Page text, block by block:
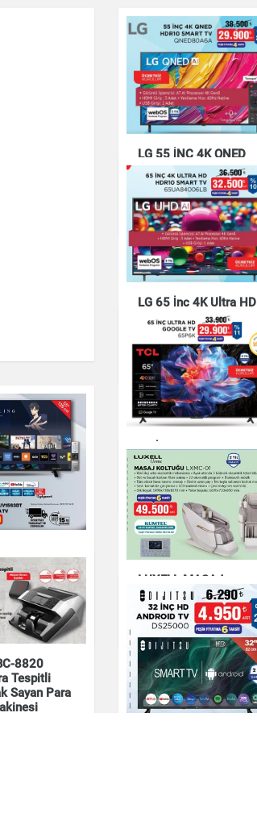
LG 55 İNÇ 4K QNED
HDR10 SMART TV
QNED80A6A
Elektronik
LG 65 İnç 4K Ultra HD
HDR10 Smart TV
65UA84006LE
Elektronik
65 İNÇ ULTRA HD
GOOGLE TV 65P6K
Elektronik
55" 4K
TV
LUXELL MASAJ
KOLTUĞU LXMC-01
Elektronik
8820
Tespitli
Sayan Para